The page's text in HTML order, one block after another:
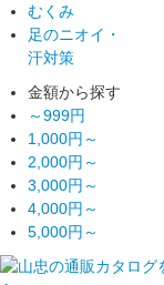
むくみ
足のニオイ・
汗対策
金額から探す
～999円
1,000円～
2,000円～
3,000円～
4,000円～
5,000円～